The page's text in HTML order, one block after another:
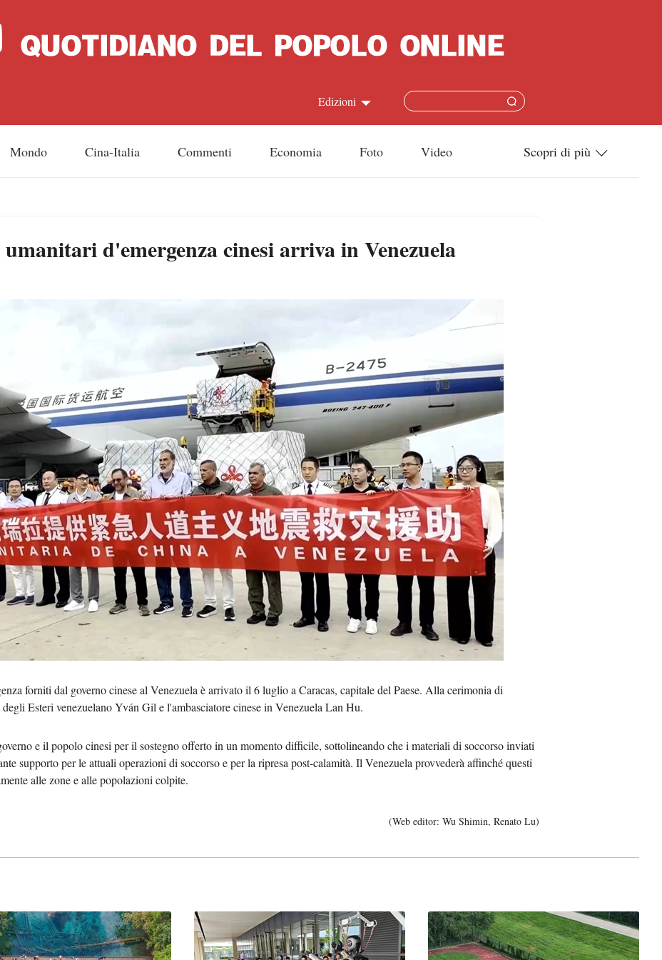
Edizioni
Français
한국어
Deutsch
Português
Kiswahili
Қазақ тілі
ภาษาไทย
Bahasa Melayu
Ελληνικά
اردو
Mondo Cina-Italia Commenti Economia Foto Video Scopri di più
d'emergenza cinesi arriva in Venezuela
forniti dal governo cinese al Venezuela è arrivato il 6 luglio a Caracas, capitale del Paese. Alla cerimonia di
Esteri venezuelano Yván Gil e l'ambasciatore cinese in Venezuela Lan Hu.
e il popolo cinesi per il sostegno offerto in un momento difficile, sottolineando che i materiali di soccorso inviati
supporto per le attuali operazioni di soccorso e per la ripresa post-calamità. Il Venezuela provvederà affinché questi
alle zone e alle popolazioni colpite.
(Web editor: Wu Shimin, Renato Lu)